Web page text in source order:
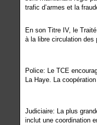
trafic d’armes et la
En son Titre IV, le
à la libre circulation des
Police: Le TCE
La Haye. La
Judiciaire: La plus
inclut une coordination